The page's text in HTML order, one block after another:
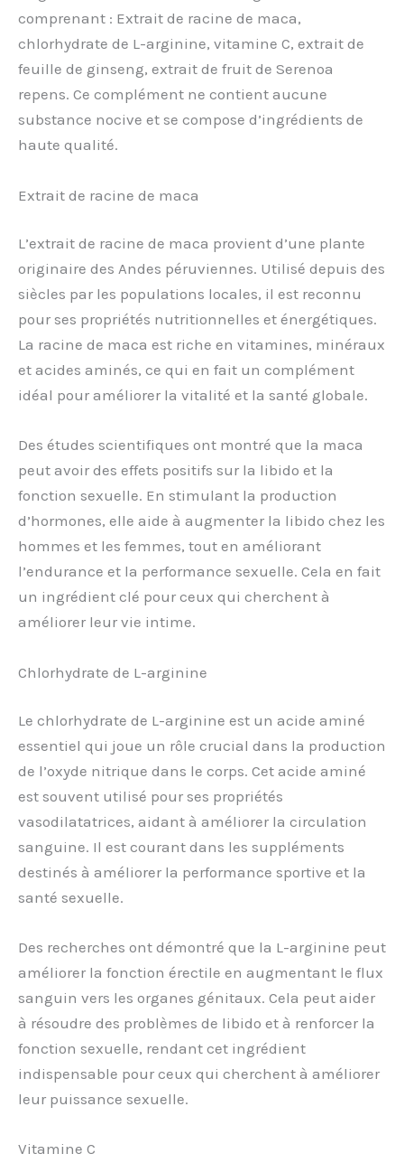
comprenant : Extrait de racine de maca,
chlorhydrate de L-arginine, vitamine C, extrait de
feuille de ginseng, extrait de fruit de Serenoa
repens. Ce complément ne contient aucune
substance nocive et se compose d’ingrédients de
haute qualité.
Extrait de racine de maca
L’extrait de racine de maca provient d’une plante
originaire des Andes péruviennes. Utilisé depuis des
siècles par les populations locales, il est reconnu
pour ses propriétés nutritionnelles et énergétiques.
La racine de maca est riche en vitamines, minéraux
et acides aminés, ce qui en fait un complément
idéal pour améliorer la vitalité et la santé globale.
Des études scientifiques ont montré que la maca
peut avoir des effets positifs sur la libido et la
fonction sexuelle. En stimulant la production
d’hormones, elle aide à augmenter la libido chez les
hommes et les femmes, tout en améliorant
l’endurance et la performance sexuelle. Cela en fait
un ingrédient clé pour ceux qui cherchent à
améliorer leur vie intime.
Chlorhydrate de L-arginine
Le chlorhydrate de L-arginine est un acide aminé
essentiel qui joue un rôle crucial dans la production
de l’oxyde nitrique dans le corps. Cet acide aminé
est souvent utilisé pour ses propriétés
vasodilatatrices, aidant à améliorer la circulation
sanguine. Il est courant dans les suppléments
destinés à améliorer la performance sportive et la
santé sexuelle.
Des recherches ont démontré que la L-arginine peut
améliorer la fonction érectile en augmentant le flux
sanguin vers les organes génitaux. Cela peut aider
à résoudre des problèmes de libido et à renforcer la
fonction sexuelle, rendant cet ingrédient
indispensable pour ceux qui cherchent à améliorer
leur puissance sexuelle.
Vitamine C